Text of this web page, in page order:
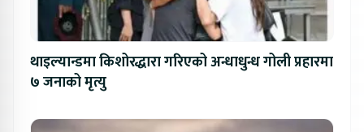
थाइल्यान्डमा किशोरद्धारा गरिएको अन्धाधुन्ध गोली प्रहारमा
७ जनाको मृत्यु